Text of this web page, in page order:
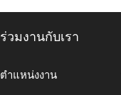
ร่วมงานกับเรา
ตำแหน่งงาน